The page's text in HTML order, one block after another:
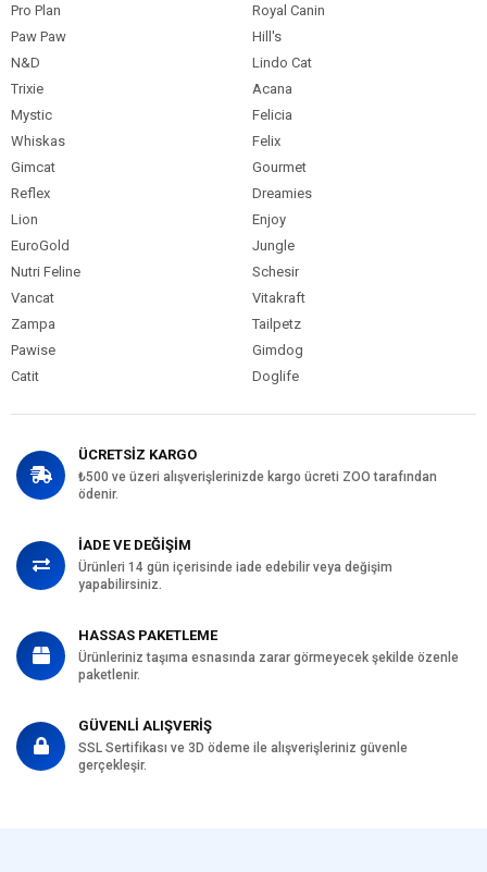
Özel İhtiyaç
Cinsi
Pro Plan
Royal Canin
Paw Paw
Hill's
N&D
Lindo Cat
Trixie
Acana
Mystic
Felicia
Whiskas
Felix
Gimcat
Gourmet
Reflex
Dreamies
Lion
Enjoy
EuroGold
Jungle
Nutri Feline
Schesir
Vancat
Vitakraft
Zampa
Tailpetz
Pawise
Gimdog
Catit
Doglife
ÜCRETSİZ KARGO
₺500 ve üzeri alışverişlerinizde kargo ücreti ZOO tarafından
ödenir.
İADE VE DEĞİŞİM
Ürünleri 14 gün içerisinde iade edebilir veya değişim
yapabilirsiniz.
HASSAS PAKETLEME
Ürünleriniz taşıma esnasında zarar görmeyecek şekilde özenle
paketlenir.
GÜVENLİ ALIŞVERİŞ
SSL Sertifikası ve 3D ödeme ile alışverişleriniz güvenle
gerçekleşir.